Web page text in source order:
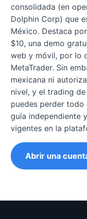
consolidada (en
Dolphin Corp) que
México. Destaca
$10, una demo
web y móvil, por lo
MetaTrader. Sin
mexicana ni
nivel, y el trading
puedes perder todo
guía independiente
vigentes en la
Abrir una